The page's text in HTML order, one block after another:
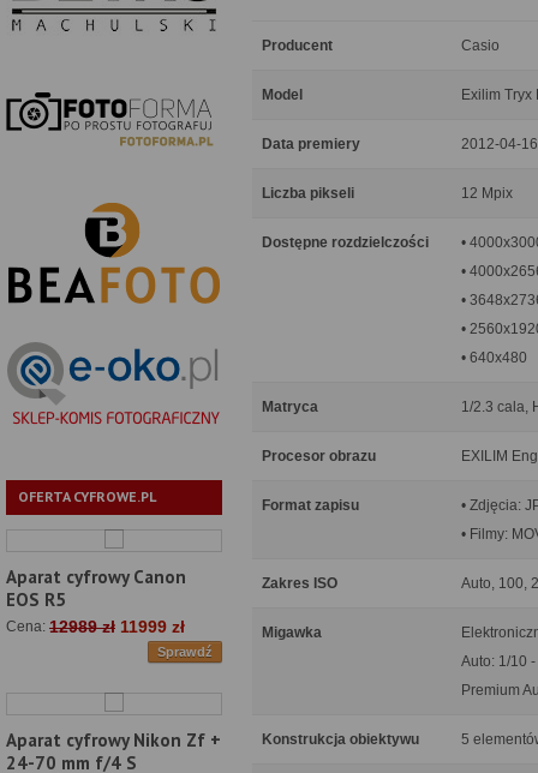
OFERTA CYFROWE.PL
Aparat cyfrowy Canon
EOS R5
Cena: 12989 zł 11999 zł
Sprawdź
Aparat cyfrowy Nikon Zf +
24-70 mm f/4 S
Producent Casio
Model Exilim Tryx
Data premiery 2012-04-16
Liczba pikseli 12 Mpix
Dostępne rozdzielczości
•
•
•
•
• 640x480
Matryca 1/2.3 cala,
Procesor obrazu EXILIM
Format zapisu
• Zdjęcia:
• Filmy:
Zakres ISO Auto, 100,
Migawka
Auto: 1/10
Premium
Konstrukcja obiektywu 5